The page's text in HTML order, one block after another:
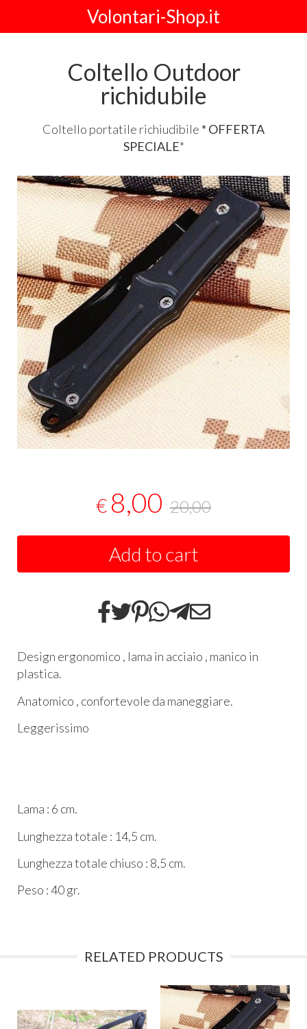
Volontari-Shop.it
Coltello Outdoor
richidubile
Coltello portatile richiudibile * OFFERTA
SPECIALE*
€ 8,00 20,00
Add to cart
Design ergonomico , lama in acciaio , manico in
plastica.
Anatomico , confortevole da maneggiare.
Leggerissimo
Lama : 6 cm.
Lunghezza totale : 14,5 cm.
Lunghezza totale chiuso : 8,5 cm.
Peso : 40 gr.
RELATED PRODUCTS